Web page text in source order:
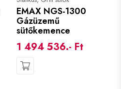
EMAX NGS-1300
Gázüzemű
sütőkemence
1 494 536.- Ft